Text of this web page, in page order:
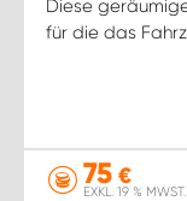
Diese
für die das
75 €
EXKL. 19 % MWST.